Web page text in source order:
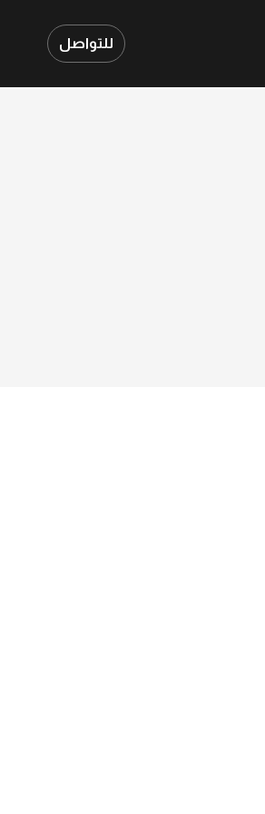
للتواصل